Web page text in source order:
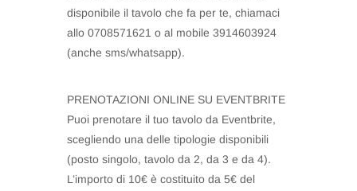
disponibile il tavolo che fa per te, chiamaci
allo 0708571621 o al mobile 3914603924
(anche sms/whatsapp).
PRENOTAZIONI ONLINE SU EVENTBRITE
Puoi prenotare il tuo tavolo da Eventbrite,
scegliendo una delle tipologie disponibili
(posto singolo, tavolo da 2, da 3 e da 4).
L’importo di 10€ è costituito da 5€ del